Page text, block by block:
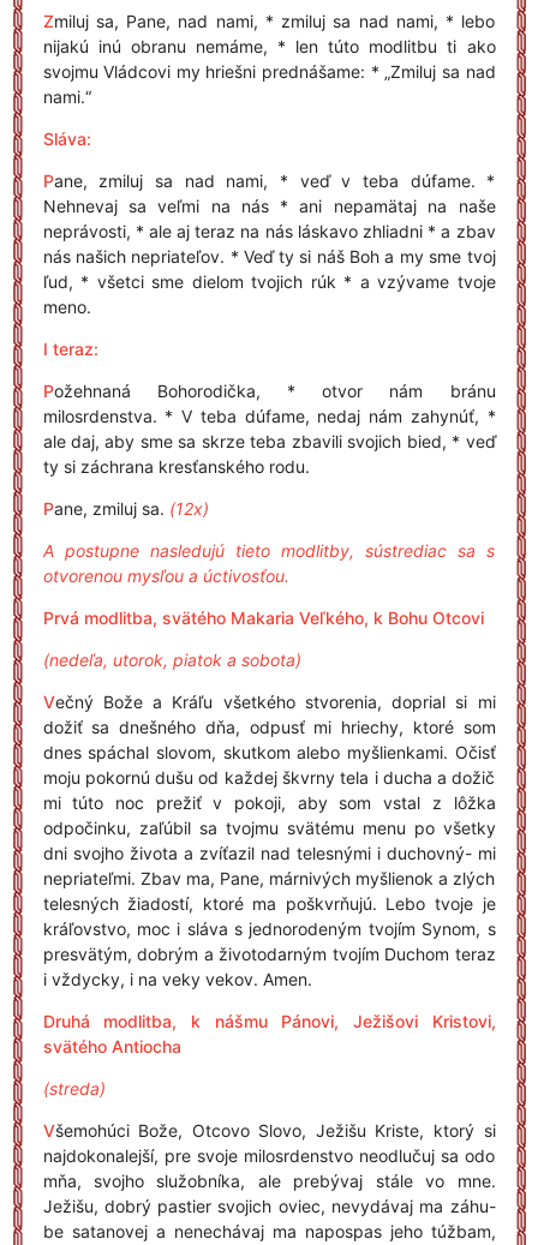
Zmiluj sa, Pane, nad nami, * zmiluj sa nad nami, * lebo
nijakú inú obranu nemáme, * len túto modlitbu ti ako
svojmu Vládcovi my hriešni prednášame: * „Zmiluj sa nad
nami.“
Sláva:
Pane, zmiluj sa nad nami, * veď v teba dúfame. *
Nehnevaj sa veľmi na nás * ani nepamätaj na naše
neprávosti, * ale aj teraz na nás láskavo zhliadni * a zbav
nás našich nepriateľov. * Veď ty si náš Boh a my sme tvoj
ľud, * všetci sme dielom tvojich rúk * a vzývame tvoje
meno.
I teraz:
Požehnaná Bohorodička, * otvor nám bránu
milosrdenstva. * V teba dúfame, nedaj nám zahynúť, *
ale daj, aby sme sa skrze teba zbavili svojich bied, * veď
ty si záchrana kresťanského rodu.
Pane, zmiluj sa. (12x)
A postupne nasledujú tieto modlitby, sústrediac sa s
otvorenou mysľou a úctivosťou.
Prvá modlitba, svätého Makaria Veľkého, k Bohu Otcovi
(nedeľa, utorok, piatok a sobota)
Večný Bože a Kráľu všetkého stvorenia, doprial si mi
dožiť sa dnešného dňa, odpusť mi hriechy, ktoré som
dnes spáchal slovom, skutkom alebo myšlienkami. Očisť
moju pokornú dušu od každej škvrny tela i ducha a dožič
mi túto noc prežiť v pokoji, aby som vstal z lôžka
odpočinku, zaľúbil sa tvojmu svätému menu po všetky
dni svojho života a zvíťazil nad telesnými i duchovný- mi
nepriateľmi. Zbav ma, Pane, márnivých myšlienok a zlých
telesných žiadostí, ktoré ma poškvrňujú. Lebo tvoje je
kráľovstvo, moc i sláva s jednorodeným tvojím Synom, s
presvätým, dobrým a životodarným tvojím Duchom teraz
i vždycky, i na veky vekov. Amen.
Druhá modlitba, k nášmu Pánovi, Ježišovi Kristovi,
svätého Antiocha
(streda)
Všemohúci Bože, Otcovo Slovo, Ježišu Kriste, ktorý si
najdokonalejší, pre svoje milosrdenstvo neodlučuj sa odo
mňa, svojho služobníka, ale prebývaj stále vo mne.
Ježišu, dobrý pastier svojich oviec, nevydávaj ma záhu-
be satanovej a nenechávaj ma napospas jeho túžbam,